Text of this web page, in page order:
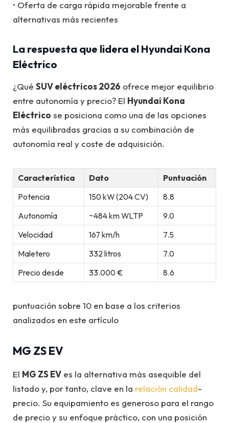
• Oferta de carga rápida mejorable frente a
alternativas más recientes
La respuesta que lidera el Hyundai Kona
Eléctrico
¿Qué SUV eléctricos 2026 ofrece mejor equilibrio
entre autonomía y precio? El Hyundai Kona
Eléctrico se posiciona como una de las opciones
más equilibradas gracias a su combinación de
autonomía real y coste de adquisición.
Característica Dato
Puntuación
Potencia
150 kW (204 CV)
8.8
Autonomía
~484 km WLTP
9.0
Velocidad
167 km/h
7.5
Maletero
332 litros
7.0
Precio desde
33.000 € 8.6
puntuación sobre 10 en base a los criterios
analizados en este artículo
MG ZS EV
El MG ZS EV es la alternativa más asequible del
listado y, por tanto, clave en la relación calidad-
precio. Su equipamiento es generoso para el rango
de precio y su enfoque práctico, con una posición